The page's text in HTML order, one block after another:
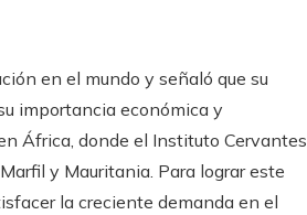
en el mundo y señaló que su
importancia económica y
África, donde el Instituto Cervantes
y Mauritania. Para lograr este
la creciente demanda en el